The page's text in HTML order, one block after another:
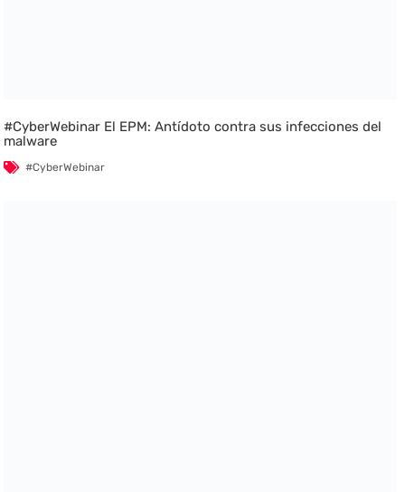
#CyberWebinar El EPM: Antídoto contra sus infecciones del
malware
#CyberWebinar